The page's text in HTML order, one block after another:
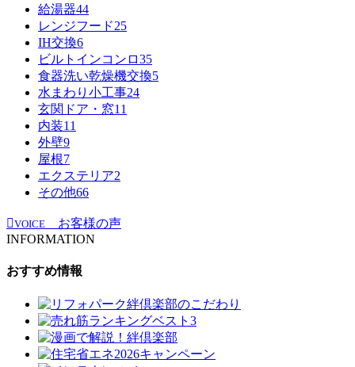
給湯器44
レンジフード25
IH交換6
ビルトインコンロ35
食器洗い乾燥機交換5
水まわり小工事24
玄関ドア・窓11
内装11
外壁9
屋根7
エクステリア2
その他66
VOICE
お客様の声
INFORMATION
おすすめ情報